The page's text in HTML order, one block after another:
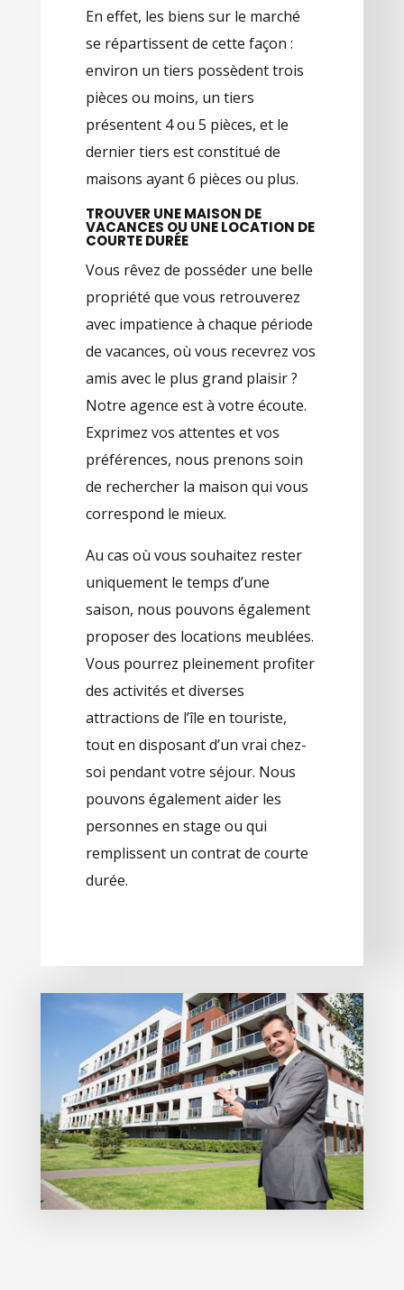
En effet, les biens sur le marché
se répartissent de cette façon :
environ un tiers possèdent trois
pièces ou moins, un tiers
présentent 4 ou 5 pièces, et le
dernier tiers est constitué de
maisons ayant 6 pièces ou plus.
TROUVER UNE MAISON DE
VACANCES OU UNE LOCATION DE
COURTE DURÉE
Vous rêvez de posséder une belle
propriété que vous retrouverez
avec impatience à chaque période
de vacances, où vous recevrez vos
amis avec le plus grand plaisir ?
Notre agence est à votre écoute.
Exprimez vos attentes et vos
préférences, nous prenons soin
de rechercher la maison qui vous
correspond le mieux.
Au cas où vous souhaitez rester
uniquement le temps d’une
saison, nous pouvons également
proposer des locations meublées.
Vous pourrez pleinement profiter
des activités et diverses
attractions de l’île en touriste,
tout en disposant d’un vrai chez-
soi pendant votre séjour. Nous
pouvons également aider les
personnes en stage ou qui
remplissent un contrat de courte
durée.